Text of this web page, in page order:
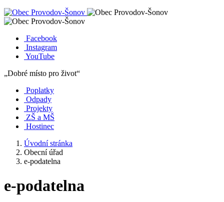
Facebook
Instagram
YouTube
„Dobré místo pro život“
Poplatky
Odpady
Projekty
ZŠ a MŠ
Hostinec
Úvodní stránka
Obecní úřad
e-podatelna
e-podatelna